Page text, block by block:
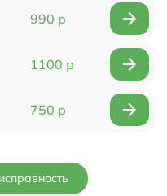
990 р
1100 р
750 р